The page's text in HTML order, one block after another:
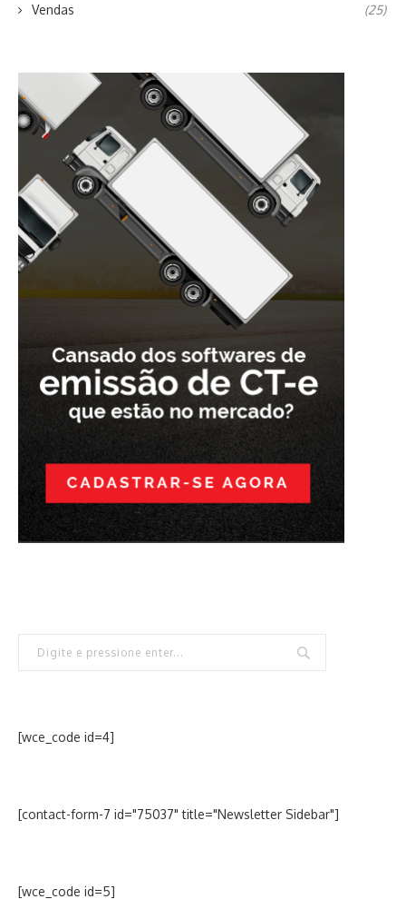
Vendas (25)
[wce_code id=4]
[contact-form-7 id="75037" title="Newsletter Sidebar"]
[wce_code id=5]